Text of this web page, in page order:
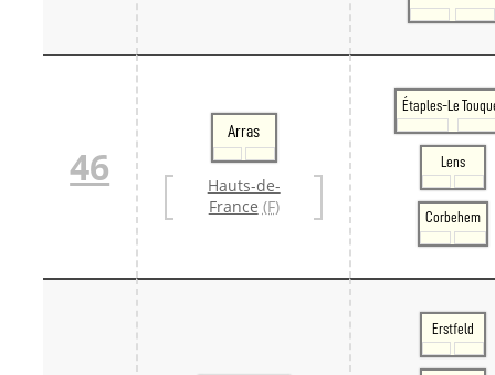
46
Arras
Hauts-de-
France (F)
Étaples-Le
Lens
Corbehem
Erstfeld